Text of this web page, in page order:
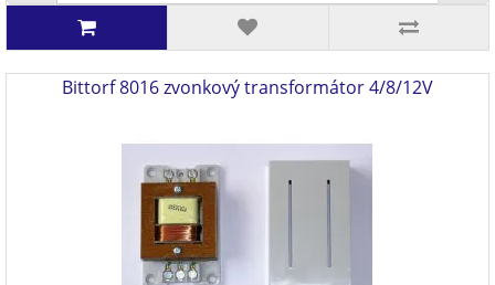
Bittorf 8016 zvonkový transformátor 4/8/12V